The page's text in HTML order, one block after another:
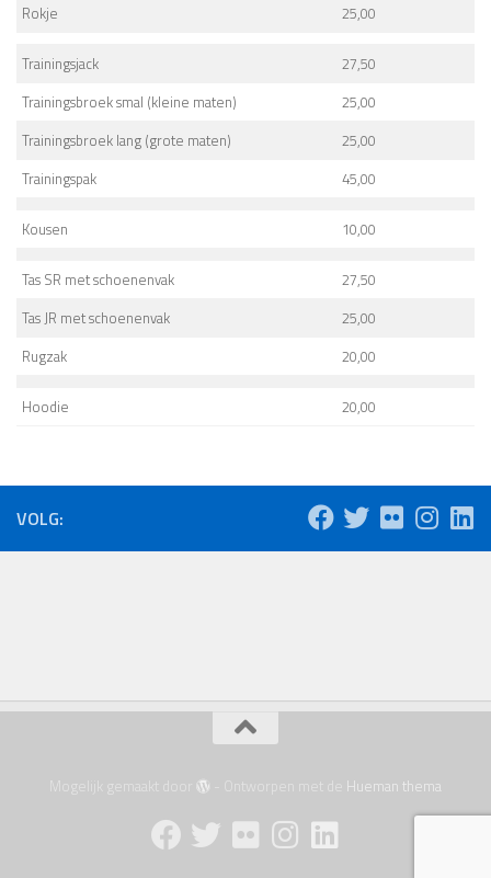
Rokje
25,00
Trainingsjack
27,50
Trainingsbroek smal (kleine maten)
25,00
Trainingsbroek lang (grote maten)
25,00
Trainingspak
45,00
Kousen 10,00
Tas SR met schoenenvak
27,50
Tas JR met schoenenvak
25,00
Rugzak
20,00
Hoodie 20,00
VOLG:
Mogelijk gemaakt door - Ontworpen met de Hueman thema